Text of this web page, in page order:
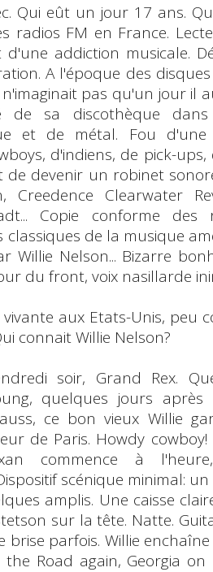
Qui eût un jour 17 ans.
radios FM en France.
d'une addiction musicale.
A l'époque des disques
pas qu'un jour il
de sa discothèque
et de métal. Fou d'une
d'indiens, de pick-ups,
de devenir un robinet
, Creedence Clearwater
... Copie conforme des
de la musique
Willie Nelson... Bizarre
du front, voix nasillarde
vivante aux Etats-Unis, peu
connait Willie Nelson?
soir, Grand Rex.
, quelques jours après
, ce bon vieux Willie
de Paris. Howdy cowboy!
commence à
scénique minimal:
amplis. Une caisse
sur la tête. Natte.
brise parfois. Willie
the Road again, Georgia